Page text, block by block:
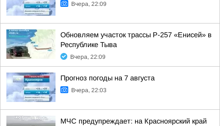
Вчера, 22:09
Обновляем участок трассы Р-257 «Енисей» в
Республике Тыва
Вчера, 22:09
Прогноз погоды на 7 августа
Вчера, 22:03
МЧС предупреждает: на Красноярский край